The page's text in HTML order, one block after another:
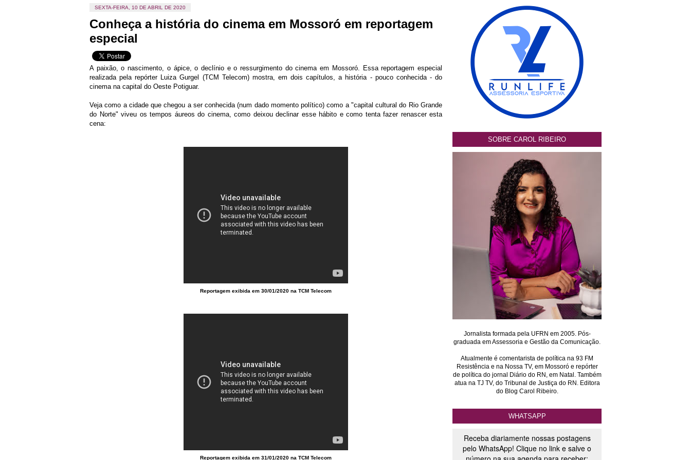
SEXTA-FEIRA, 10 DE ABRIL DE 2020
Conheça a história do cinema em Mossoró em reportagem
especial
A paixão, o nascimento, o ápice, o declínio e o ressurgimento do cinema em Mossoró. Essa reportagem especial
realizada pela repórter Luiza Gurgel (TCM Telecom) mostra, em dois capítulos, a história - pouco conhecida - do
cinema na capital do Oeste Potiguar.
Veja como a cidade que chegou a ser conhecida (num dado momento político) como a "capital cultural do Rio Grande
do Norte" viveu os tempos áureos do cinema, como deixou declinar esse hábito e como tenta fazer renascer esta
cena:
Reportagem exibida em 30/01/2020 na TCM Telecom
Reportagem exibida em 31/01/2020 na TCM Telecom
SOBRE CAROL RIBEIRO
Jornalista formada pela UFRN em 2005. Pós-
graduada em Assessoria e Gestão da Comunicação.
Atualmente é comentarista de política na 93 FM
Resistência e na Nossa TV, em Mossoró e repórter
de política do jornal Diário do RN, em Natal. Também
atua na TJ TV, do Tribunal de Justiça do RN. Editora
do Blog Carol Ribeiro.
WHATSAPP
Receba diariamente nossas postagens
pelo WhatsApp! Clique no link e salve o